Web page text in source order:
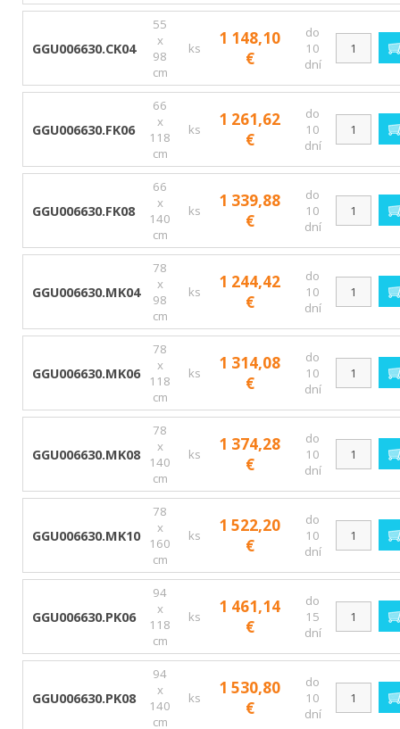
GGU006630.CK04
55
x
98
cm
ks
1 148,10
€
do
10
dní
GGU006630.FK06
66
x
118
cm
ks
1 261,62
€
do
10
dní
GGU006630.FK08
66
x
140
cm
ks
1 339,88
€
do
10
dní
GGU006630.MK04
78
x
98
cm
ks
1 244,42
€
do
10
dní
GGU006630.MK06
78
x
118
cm
ks
1 314,08
€
do
10
dní
GGU006630.MK08
78
x
140
cm
ks
1 374,28
€
do
10
dní
GGU006630.MK10
78
x
160
cm
ks
1 522,20
€
do
10
dní
GGU006630.PK06
94
x
118
cm
ks
1 461,14
€
do
15
dní
GGU006630.PK08
94
x
140
cm
ks
1 530,80
€
do
10
dní